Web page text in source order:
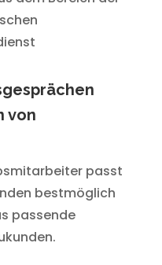
von
passt
bestmöglich
passende